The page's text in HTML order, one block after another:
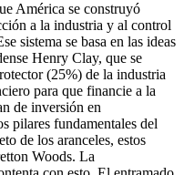
América se construyó
a la industria y al control
sistema se basa en las ideas
Henry Clay, que se
(25%) de la industria
para que financie a la
de inversión en
pilares fundamentales del
de los aranceles, estos
Woods. La